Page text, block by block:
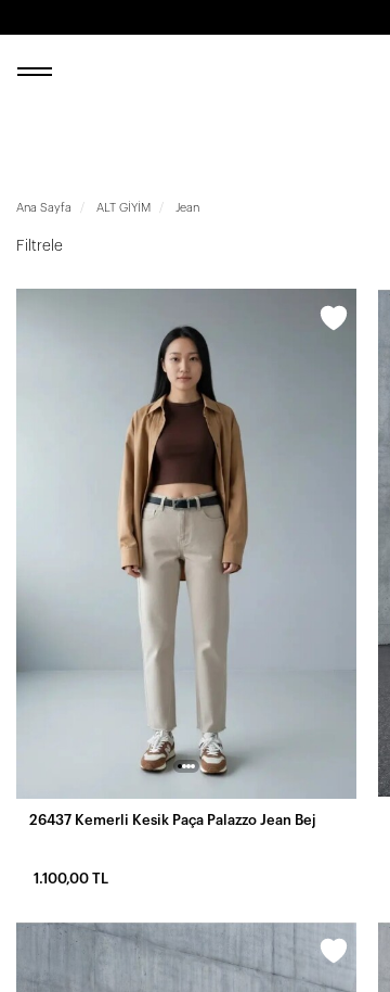
Ana Sayfa ALT GİYİM Jean
Filtrele
26437 Kemerli Kesik Paça Palazzo Jean Bej
1.100,00 TL